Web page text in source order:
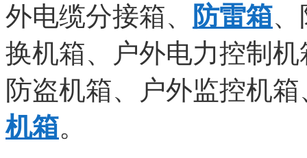
外电缆分接箱、
防雷箱
换机箱、户外电力控制
防盗机箱、户外监控机箱
机箱。